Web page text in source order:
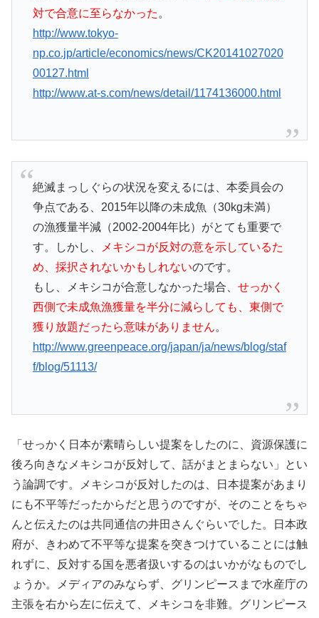
対で合意に至らなかった 。
http://www.tokyo-
np.co.jp/article/economics/news/CK20141027020
00127.html
http://www.at-s.com/news/detail/1174136000.html
絶滅まっしぐらの状況を変えるには、本委員会の
争点である、2015年以降の未成魚（30kg未満）
の漁獲量半減（2002-2004年比）がとても重要で
す。しかし、
メキシコが反対の意を示しているた
め、採択されないかもしれないのです。
もし、メキシコが合意しなかった場合、 せっかく
西側で未成魚漁獲量を半分に減らしても、東側で
獲り放題だったら意味がありません。
http://www.greenpeace.org/japan/ja/news/blog/staf
f/blog/51113/
「せっかく日本が素晴らしい提案をしたのに、資源保護に
後ろ向きなメキシコが反対して、話がまとまらない」とい
う論調です。メキシコが反対したのは、日本提案があまり
にも不平等だったからだと思うのですが、そのことをちゃ
んと伝えたのは共同通信の井田さんぐらいでした。日本政
府が、きわめて不平等な提案を突きつけていることには触
れずに、反対する国を悪者扱いするのはいかがなものでし
ょうか。メディアのみならず、グリンピースまで水産庁の
主張を右から左に伝えて、メキシコを非難。グリンピース